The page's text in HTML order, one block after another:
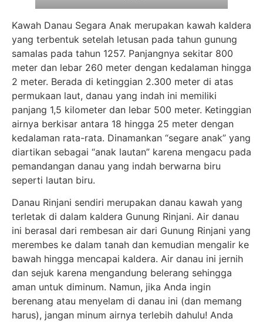
Kawah Danau Segara Anak merupakan kawah kaldera
yang terbentuk setelah letusan pada tahun gunung
samalas pada tahun 1257. Panjangnya sekitar 800
meter dan lebar 260 meter dengan kedalaman hingga
2 meter. Berada di ketinggian 2.300 meter di atas
permukaan laut, danau yang indah ini memiliki
panjang 1,5 kilometer dan lebar 500 meter. Ketinggian
airnya berkisar antara 18 hingga 25 meter dengan
kedalaman rata-rata. Dinamankan “segare anak” yang
diartikan sebagai “anak lautan” karena mengacu pada
pemandangan danau yang indah berwarna biru
seperti lautan biru.
Danau Rinjani sendiri merupakan danau kawah yang
terletak di dalam kaldera Gunung Rinjani. Air danau
ini berasal dari rembesan air dari Gunung Rinjani yang
merembes ke dalam tanah dan kemudian mengalir ke
bawah hingga mencapai kaldera. Air danau ini jernih
dan sejuk karena mengandung belerang sehingga
aman untuk diminum. Namun, jika Anda ingin
berenang atau menyelam di danau ini (dan memang
harus), jangan minum airnya terlebih dahulu! Anda